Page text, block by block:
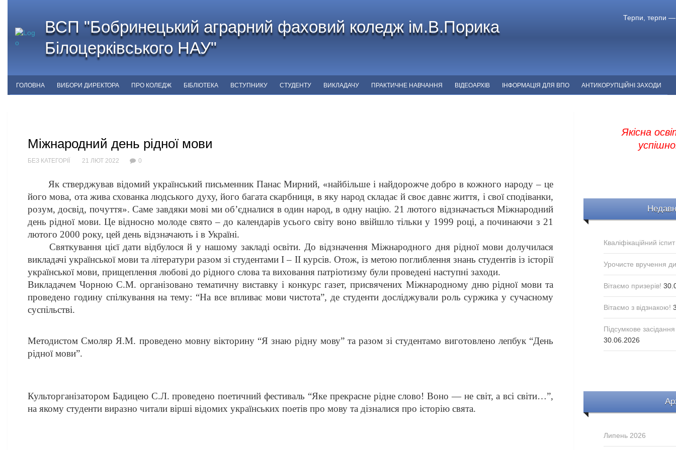
ВСП "Бобринецький аграрний фаховий коледж ім.В.Порика
Білоцерківського НАУ"
Терпи, терпи —
ГОЛОВНА ВИБОРИ ДИРЕКТОРА ПРО КОЛЕДЖ БІБЛІОТЕКА ВСТУПНИКУ СТУДЕНТУ ВИКЛАДАЧУ ПРАКТИЧНЕ НАВЧАННЯ ВІДЕОАРХІВ ІНФОРМАЦІЯ ДЛЯ ВПО АНТИКОРУПЦІЙНІ ЗАХОДИ
Міжнародний день рідної мови
БЕЗ КАТЕГОРІЇ 21 ЛЮТ 2022 0
Як стверджував відомий український письменник Панас Мирний, «найбільше і найдорожче добро в кожного народу – це
його мова, ота жива схованка людського духу, його багата скарбниця, в яку народ складає й своє давнє життя, і свої сподіванки,
розум, досвід, почуття». Саме завдяки мові ми об’єдналися в один народ, в одну націю. 21 лютого відзначається Міжнародний
день рідної мови. Це відносно молоде свято – до календарів усього світу воно ввійшло тільки у 1999 році, а починаючи з 21
лютого 2000 року, цей день відзначають і в Україні.
Святкування цієї дати відбулося й у нашому закладі освіти. До відзначення Міжнародного дня рідної мови долучилася
викладачі української мови та літератури разом зі студентами І – ІІ курсів. Отож, із метою поглиблення знань студентів із історії
української мови, прищеплення любові до рідного слова та виховання патріотизму були проведені наступні заходи.
Викладачем Чорною С.М. організовано тематичну виставку і конкурс газет, присвячених Міжнародному дню рідної мови та
проведено годину спілкування на тему: “На все впливає мови чистота”, де студенти досліджували роль суржика у сучасному
суспільстві.
Методистом Смоляр Я.М. проведено мовну вікторину “Я знаю рідну мову” та разом зі студентамо виготовлено лепбук “День
рідної мови”.
Культорганізатором Бадицею С.Л. проведено поетичний фестиваль “Яке прекрасне рідне слово! Воно — не світ, а всі світи…”,
на якому студенти виразно читали вірші відомих українських поетів про мову та дізналися про історію свята.
Якісна
Кваліфікаційний іспит
Урочисте вручення
Вітаємо призерів!
Вітаємо з відзнакою!
Підсумкове
30.06.2026
Липень 2026